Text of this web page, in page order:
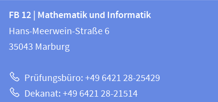
Kontakt
und
Informationen
Website
FB
12
|
und
Informatik
FB 12 | Mathematik und Informatik
Hans-Meerwein-Straße 6
35043 Marburg
Prüfungsbüro: +49 6421 28-25429
Dekanat: +49 6421 28-21514